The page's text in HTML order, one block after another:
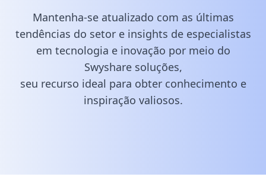
Mantenha-se atualizado com as últimas
tendências do setor e insights de especialistas
em tecnologia e inovação por meio do
Swyshare soluções,
seu recurso ideal para obter conhecimento e
inspiração valiosos.